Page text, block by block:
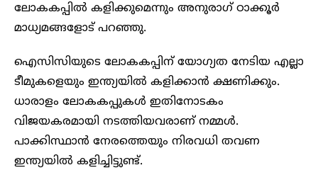
ലോകകപ്പില്‍ കളിക്കുമെന്നും അനുരാഗ് ഠാക്കൂര്‍
മാധ്യമങ്ങളോട് പറഞ്ഞു.
ഐസിസിയുടെ ലോകകപ്പിന് യോഗ്യത നേടിയ എല്ലാ
ടീമുകളെയും ഇന്ത്യയില്‍ കളിക്കാന്‍ ക്ഷണിക്കും.
ധാരാളം ലോകകപ്പുകള്‍ ഇതിനോടകം
വിജയകരമായി നടത്തിയവരാണ് നമ്മള്‍.
പാക്കിസ്ഥാന്‍ നേരത്തെയും നിരവധി തവണ
ഇന്ത്യയില്‍ കളിച്ചിട്ടുണ്ട്.